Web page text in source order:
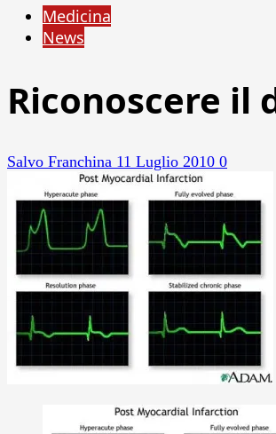
Medicina
News
Riconoscere il
Salvo Franchina 11 Luglio 2010 0